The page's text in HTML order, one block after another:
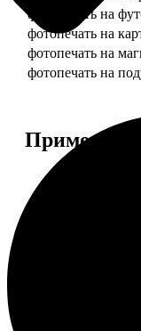
фотопечать на
фотопечать на
фотопечать на
фотопечать на
Примеры